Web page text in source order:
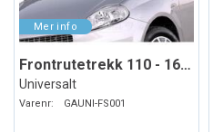
Frontrutetrekk 110 - 160 x 75 cm
Universalt
Varenr: GAUNI-FS001